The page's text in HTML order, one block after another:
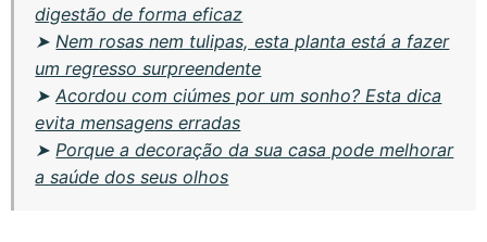
digestão de forma eficaz
➤Nem rosas nem tulipas, esta planta está a fazer
um regresso surpreendente
➤Acordou com ciúmes por um sonho? Esta dica
evita mensagens erradas
➤Porque a decoração da sua casa pode melhorar
a saúde dos seus olhos